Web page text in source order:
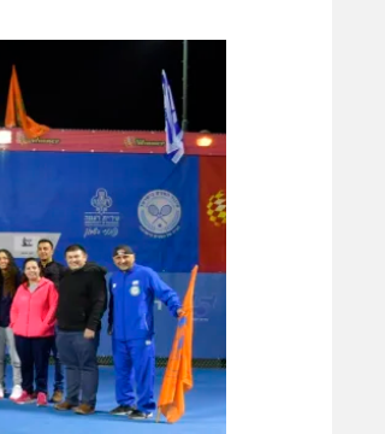
תקנון עבור פעילות אלקטרה
תקנון עבור פעילות ספורט 1 – "מרלן"
גיימינג E-Sports
תנאי שימוש
מדיניות פרטיות
תקנון פעילות ספורט 1
רשיון להקרנה פומבית לבית עסק